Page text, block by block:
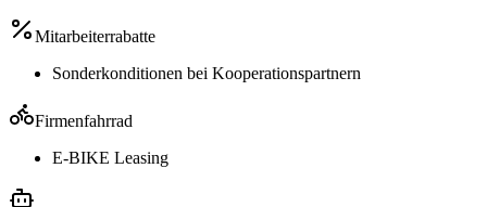
Mitarbeiterrabatte
Sonderkonditionen bei Kooperationspartnern
Firmenfahrrad
E-BIKE Leasing